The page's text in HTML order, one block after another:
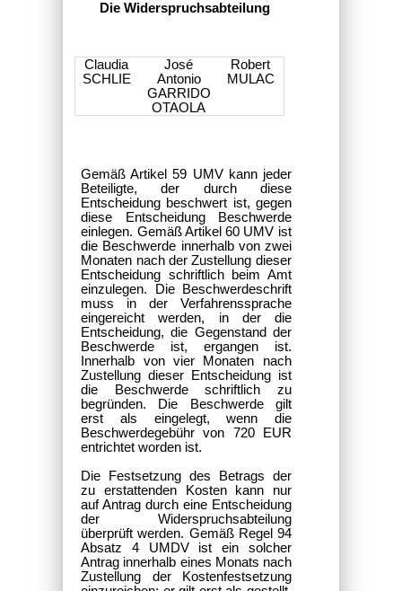
Die Widerspruchsabteilung
Claudia
SCHLIE
José
Antonio
GARRIDO
OTAOLA
Robert
MULAC
Gemäß Artikel 59 UMV kann jeder
Beteiligte, der durch diese
Entscheidung beschwert ist, gegen
diese Entscheidung Beschwerde
einlegen. Gemäß Artikel 60 UMV ist
die Beschwerde innerhalb von zwei
Monaten nach der Zustellung dieser
Entscheidung schriftlich beim Amt
einzulegen. Die Beschwerdeschrift
muss in der Verfahrenssprache
eingereicht werden, in der die
Entscheidung, die Gegenstand der
Beschwerde ist, ergangen ist.
Innerhalb von vier Monaten nach
Zustellung dieser Entscheidung ist
die Beschwerde schriftlich zu
begründen. Die Beschwerde gilt
erst als eingelegt, wenn die
Beschwerdegebühr von 720 EUR
entrichtet worden ist.
Die Festsetzung des Betrags der
zu erstattenden Kosten kann nur
auf Antrag durch eine Entscheidung
der Widerspruchsabteilung
überprüft werden. Gemäß Regel 94
Absatz 4 UMDV ist ein solcher
Antrag innerhalb eines Monats nach
Zustellung der Kostenfestsetzung